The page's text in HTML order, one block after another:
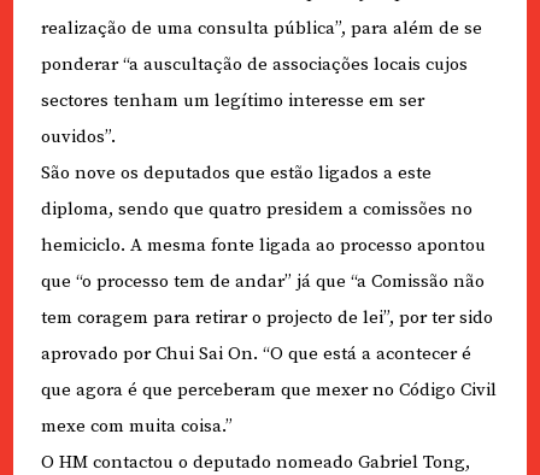
realização de uma consulta pública”, para além de se
ponderar “a auscultação de associações locais cujos
sectores tenham um legítimo interesse em ser
ouvidos”.
São nove os deputados que estão ligados a este
diploma, sendo que quatro presidem a comissões no
hemiciclo. A mesma fonte ligada ao processo apontou
que “o processo tem de andar” já que “a Comissão não
tem coragem para retirar o projecto de lei”, por ter sido
aprovado por Chui Sai On. “O que está a acontecer é
que agora é que perceberam que mexer no Código Civil
mexe com muita coisa.”
O HM contactou o deputado nomeado Gabriel Tong,